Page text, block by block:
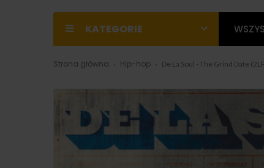
KATEGORIE
Strona główna Hip-hop De La Soul - The Grind Date